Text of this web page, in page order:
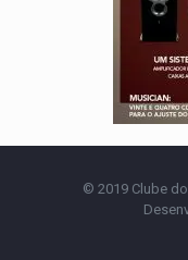
© 2019 Clube